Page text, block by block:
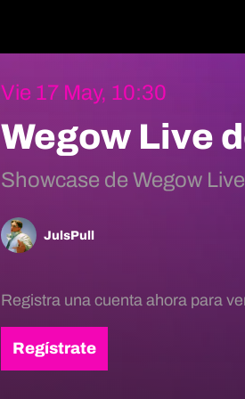
Vie 17 May, 10:30
Wegow Live
Showcase de Wegow Live
JulsPull
Registra una cuenta ahora para
Regístrate